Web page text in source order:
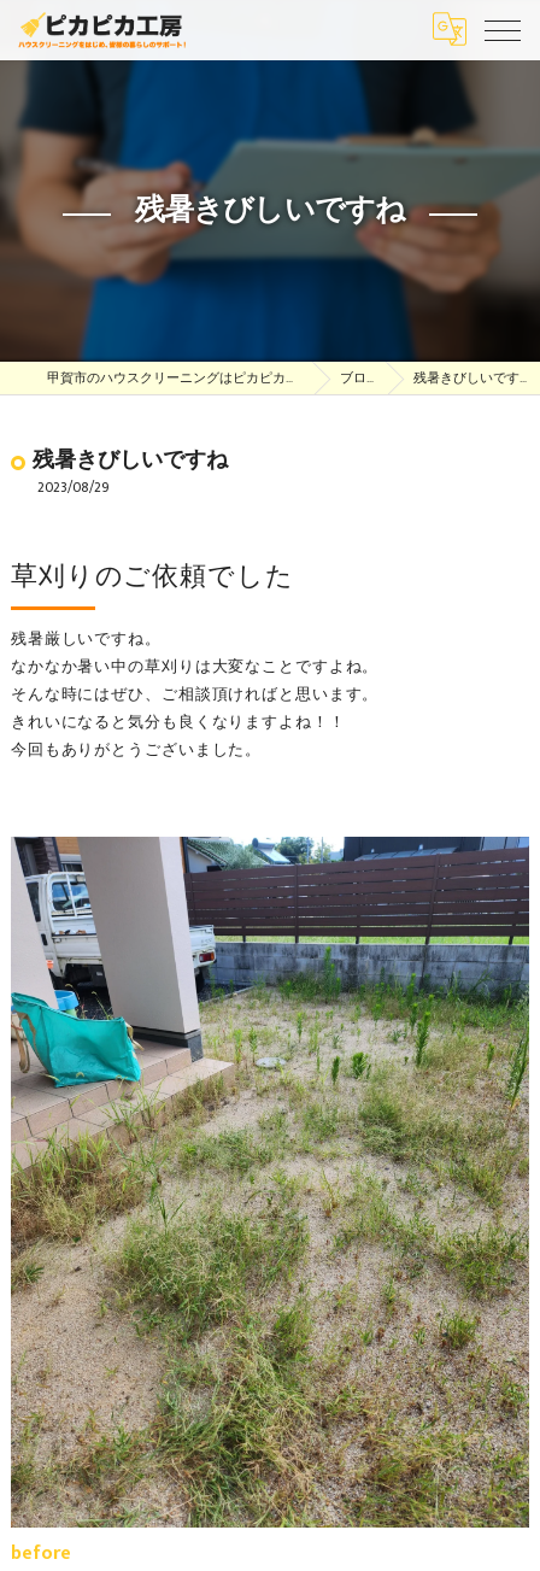
残暑きびしいですね
甲賀市のハウスクリーニングはピカピカ工房 ブログ 残暑きびしいですね
残暑きびしいですね
2023/08/29
残暑厳しいですね。
なかなか暑い中の草刈りは大変なことですよね。
そんな時にはぜひ、ご相談頂ければと思います。
きれいになると気分も良くなりますよね！！
今回もありがとうございました。
草刈りのご依頼でした
before